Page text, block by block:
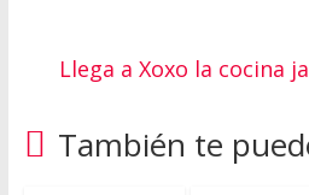
Llega a Xoxo la cocina
También te